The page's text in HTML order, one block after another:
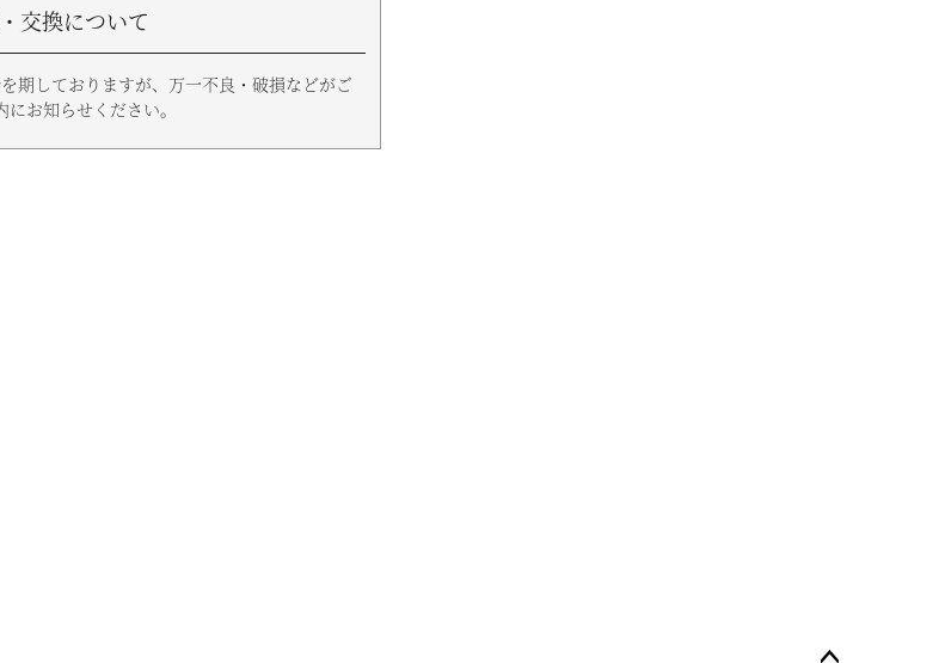
交換について
期しておりますが、万一不良・破損などがご
お知らせください。